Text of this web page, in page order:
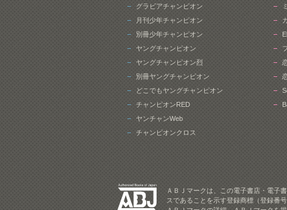
グラビアチャンピオン
月刊少年チャンピオン
別冊少年チャンピオン
ヤングチャンピオン
ヤングチャンピオン烈
別冊ヤングチャンピオン
どこでもヤングチャンピオン
チャンピオンRED
ヤンチャンWeb
チャンピオンクロス
ＡＢＪマークは、この電子書店・電子
スであることを示す登録商標（登録番